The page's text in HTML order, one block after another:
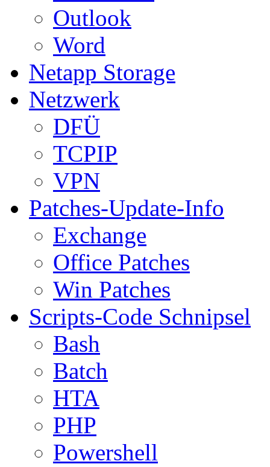
Outlook
Word
Netapp Storage
Netzwerk
DFÜ
TCPIP
VPN
Patches-Update-Info
Exchange
Office Patches
Win Patches
Scripts-Code Schnipsel
Bash
Batch
HTA
PHP
Powershell